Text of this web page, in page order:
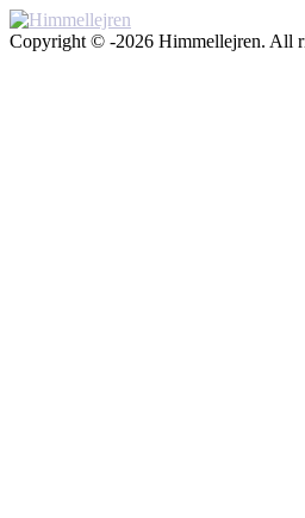
Copyright © -2026 Himmellejren. All